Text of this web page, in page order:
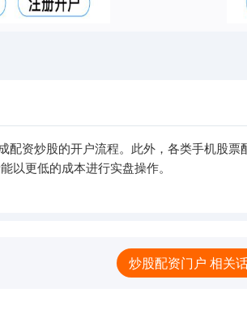
资炒股的开户流程。此外，各类手机股
以更低的成本进行实盘操作。
炒股配资门户 相关